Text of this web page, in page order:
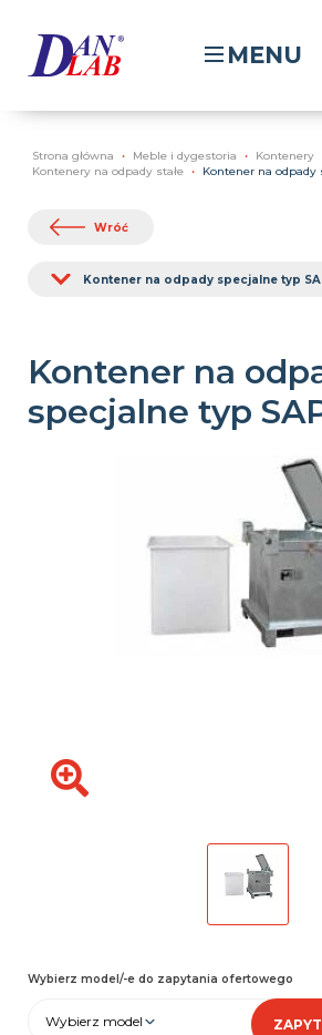
MENU
Strona główna Meble i dygestoria
Kontenery
Kontenery na odpady stałe
Kontener na odpady
Wróć
Kontener na odpady specjalne typ
Kontener na
specjalne typ
Wybierz model/-e do zapytania ofertowego
Wybierz model